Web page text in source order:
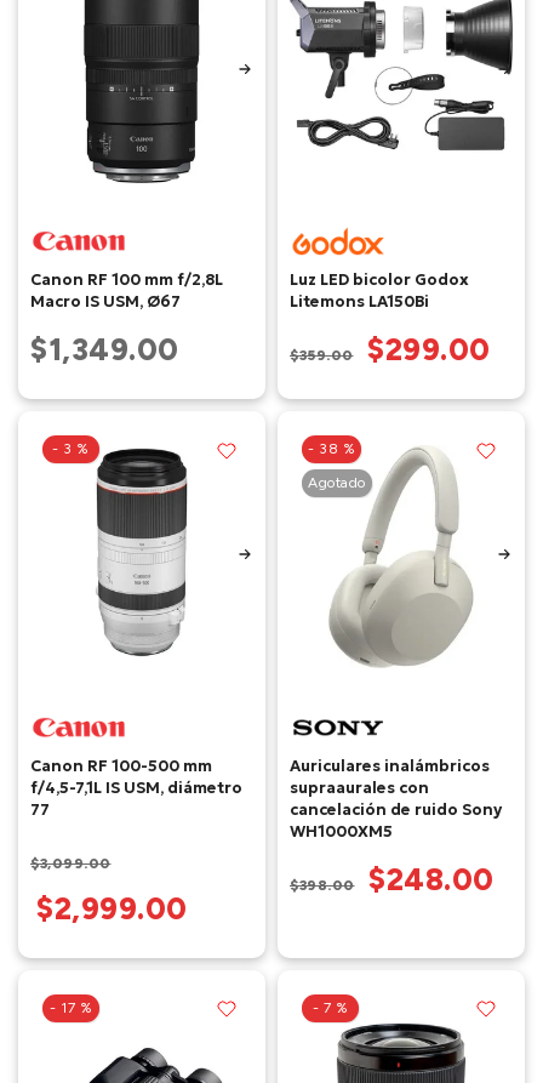
Canon RF 100 mm f/2,8L
Macro IS USM, Ø67
$1,349.00
Luz LED bicolor Godox
Litemons LA150Bi
$359.00 $299.00
- 3 %
Canon RF 100-500 mm
f/4,5-7,1L IS USM, diámetro
77
$3,099.00
$2,999.00
- 38 %
Agotado
Auriculares inalámbricos
supraaurales con
cancelación de ruido Sony
WH1000XM5
$398.00 $248.00
- 17 % - 7 %